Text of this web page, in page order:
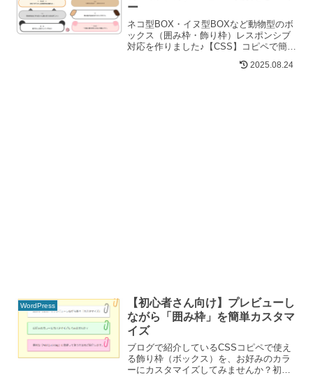
ー
ネコ型BOX・イヌ型BOXなど動物型のボ
ックス（囲み枠・飾り枠）レスポンシブ
対応を作りました♪【CSS】コピペで簡単
OKです。動物好き、ペットブログ運営な
2025.08.24
WordPress
【初心者さん向け】プレビューし
ながら「囲み枠」を簡単カスタマ
イズ
ブログで紹介しているCSSコピペで使え
る飾り枠（ボックス）を、お好みのカラ
ーにカスタマイズしてみませんか？初心